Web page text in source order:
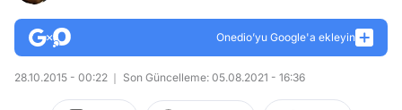
Onedio’yu Google'a ekleyin
28.10.2015 - 00:22 Son Güncelleme: 05.08.2021 - 16:36